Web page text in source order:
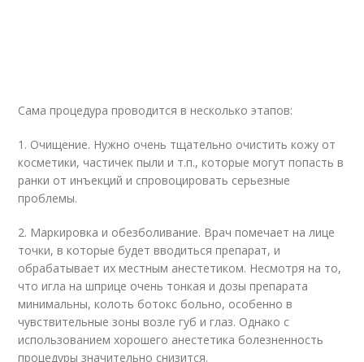
Сама процедура проводится в несколько этапов:
1. Очищение. Нужно очень тщательно очистить кожу от
косметики, частичек пыли и т.п., которые могут попасть в
ранки от инъекций и спровоцировать серьезные
проблемы.
2. Маркировка и обезболивание. Врач помечает на лице
точки, в которые будет вводиться препарат, и
обрабатывает их местным анестетиком. Несмотря на то,
что игла на шприце очень тонкая и дозы препарата
минимальны, колоть ботокс больно, особенно в
чувствительные зоны возле губ и глаз. Однако с
использованием хорошего анестетика болезненность
процедуры значительно снизится.